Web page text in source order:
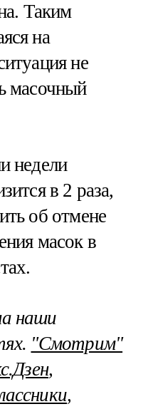
Таким
на
не
масочный
недели
в 2 раза,
об отмене
масок в
наши
"Смотрим"
,
,